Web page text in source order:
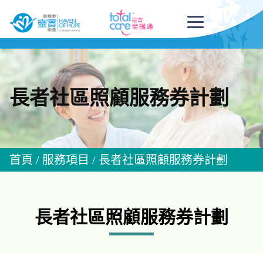
長者社區照顧服務券計劃
首頁 / 服務項目 / 長者社區照顧服務券計劃
長者社區照顧服務券計劃